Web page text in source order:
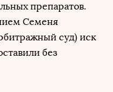
препаратов.
Семеня
суд) иск
без